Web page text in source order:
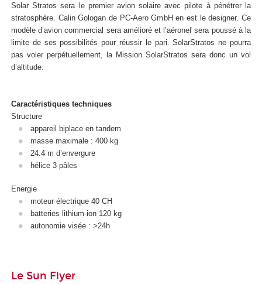
Solar Stratos sera le premier avion solaire avec pilote à pénétrer la
stratosphère. Calin Gologan de PC-Aero GmbH en est le designer. Ce
modèle d’avion commercial sera amélioré et l’aéronef sera poussé à la
limite de ses possibilités pour réussir le pari. SolarStratos ne pourra
pas voler perpétuellement, la Mission SolarStratos sera donc un vol
d’altitude.
Caractéristiques techniques
Structure
appareil biplace en tandem
masse maximale : 400 kg
24.4 m d’envergure
hélice 3 pâles
Energie
moteur électrique 40 CH
batteries lithium-ion 120 kg
autonomie visée : >24h
Le Sun Flyer